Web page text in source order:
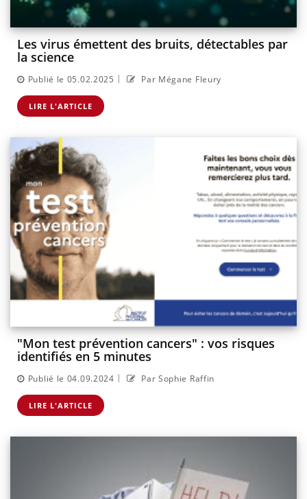
Les virus émettent des bruits, détectables par
la science
Publié le 05.02.2025 | Par Mégane Fleury
LIRE L'ARTICLE
"Mon test prévention cancers" : vos risques
identifiés en 5 minutes
Publié le 04.09.2024 | Par Sophie Raffin
LIRE L'ARTICLE